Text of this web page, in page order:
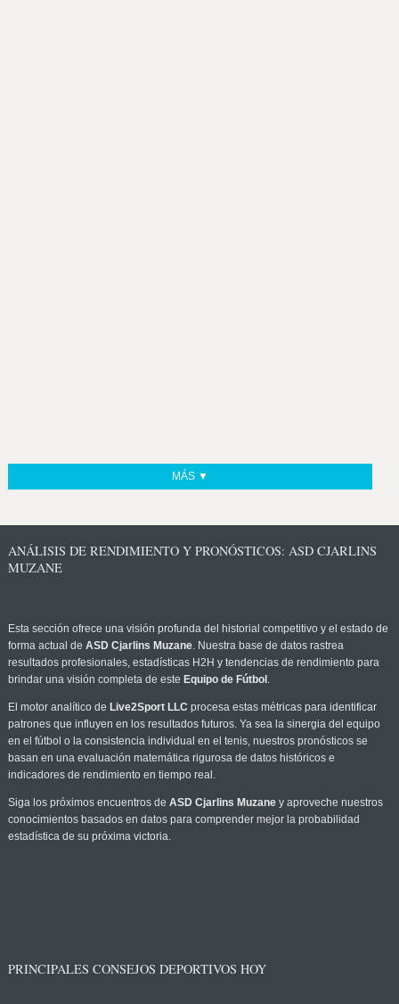
MÁS ▼
ANÁLISIS DE RENDIMIENTO Y PRONÓSTICOS: ASD CJARLINS
MUZANE
Esta sección ofrece una visión profunda del historial competitivo y el estado de
forma actual de ASD Cjarlins Muzane. Nuestra base de datos rastrea
resultados profesionales, estadísticas H2H y tendencias de rendimiento para
brindar una visión completa de este Equipo de Fútbol .
El motor analítico de Live2Sport LLC procesa estas métricas para identificar
patrones que influyen en los resultados futuros. Ya sea la sinergia del equipo
en el fútbol o la consistencia individual en el tenis, nuestros pronósticos se
basan en una evaluación matemática rigurosa de datos históricos e
indicadores de rendimiento en tiempo real.
Siga los próximos encuentros de ASD Cjarlins Muzaney aproveche nuestros
conocimientos basados en datos para comprender mejor la probabilidad
estadística de su próxima victoria.
PRINCIPALES CONSEJOS DEPORTIVOS HOY